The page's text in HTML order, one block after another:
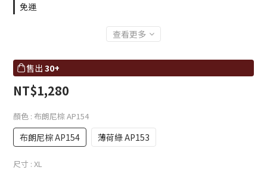
免運
查看更多
售出 30+
NT$1,280
顏色 : 布朗尼棕 AP154
布朗尼棕 AP154 薄荷綠 AP153
尺寸 : XL